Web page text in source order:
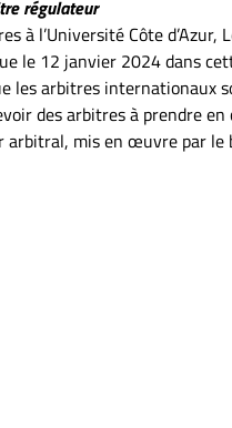
régulateur
l’Université Côte
le 12 janvier 2024 dans
les arbitres internationaux
des arbitres à prendre
mis en œuvre par